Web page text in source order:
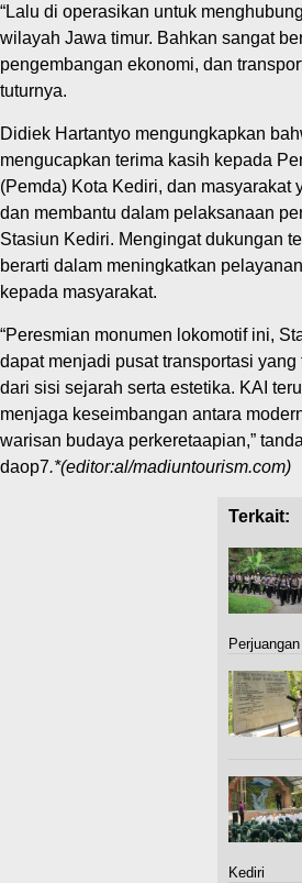
“Lalu di operasikan untuk
wilayah Jawa timur. Bahkan sangat
pengembangan ekonomi, dan
tuturnya.
Didiek Hartantyo mengungkapkan
mengucapkan terima kasih kepada
(Pemda) Kota Kediri, dan masyarakat
dan membantu dalam pelaksanaan
Stasiun Kediri. Mengingat dukungan
berarti dalam meningkatkan
kepada masyarakat.
“Peresmian monumen lokomotif ini,
dapat menjadi pusat transportasi
dari sisi sejarah serta estetika. KAI
menjaga keseimbangan antara
warisan budaya perkeretaapian,”
daop7.*(editor:al/madiuntourism.com)
Terkait:
Kediri